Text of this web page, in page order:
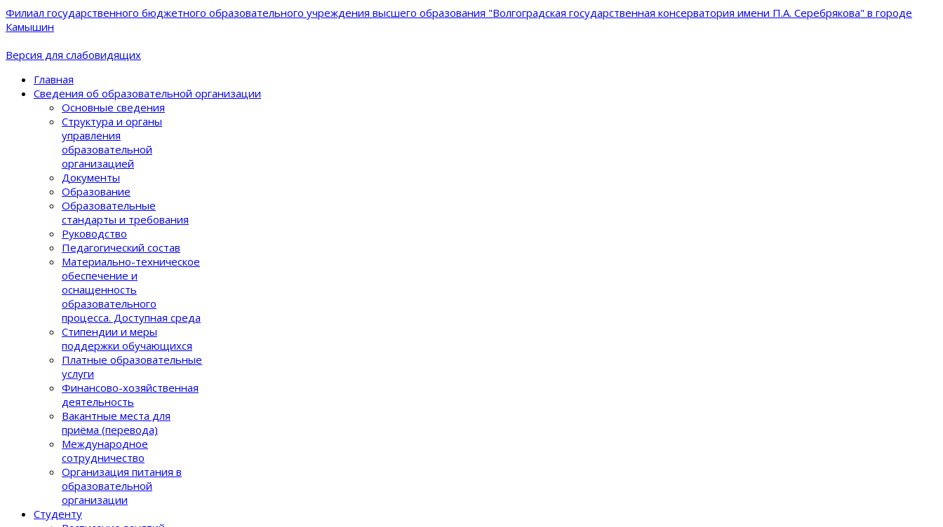
Филиал государственного бюджетного образовательного учреждения высшего образования "Волгоградская государственная консерватория имени П.А. Серебрякова" в городе
Камышин
Версия для слабовидящих
Главная
Сведения об образовательной организации
Основные сведения
Структура и органы
управления
образовательной
организацией
Документы
Образование
Образовательные
стандарты и требования
Руководство
Педагогический состав
Материально-техническое
обеспечение и
оснащенность
образовательного
процеcса. Доступная среда
Стипендии и меры
поддержки обучающихся
Платные образовательные
услуги
Финансово-хозяйственная
деятельность
Вакантные места для
приёма (перевода)
Международное
сотрудничество
Организация питания в
образовательной
организации
Студенту